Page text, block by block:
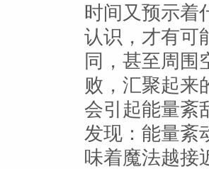
时间又预示着
认识，才有可
同，甚至周围
败，汇聚起来
会引起能量紊
发现：能量紊
味着魔法越接